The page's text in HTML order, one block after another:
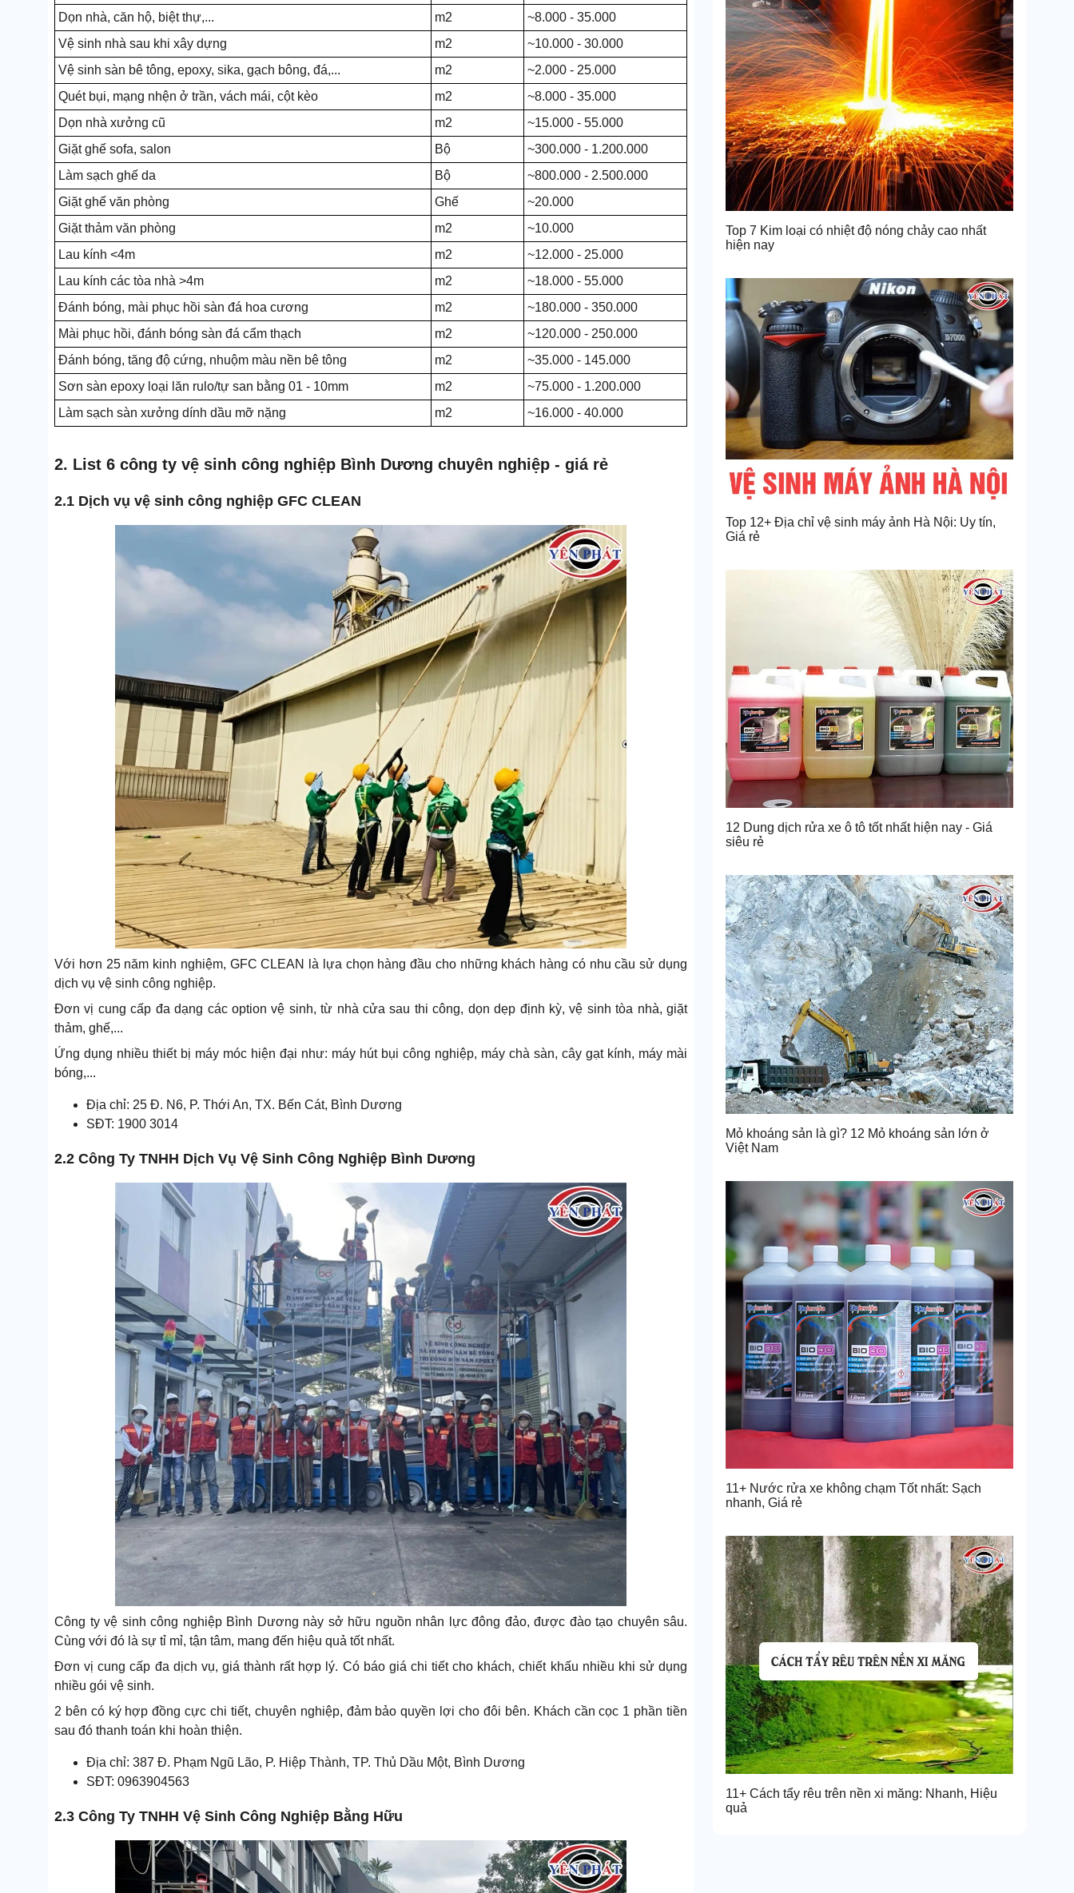
Dọn nhà, căn hộ, biệt thự,...
m2
~8.000 - 35.000
Vệ sinh nhà sau khi xây dựng
m2
~10.000 - 30.000
Vệ sinh sàn bê tông, epoxy, sika, gạch bông, đá,...
m2
~2.000 - 25.000
Quét bụi, mạng nhện ở trần, vách mái, cột kèo
m2
~8.000 - 35.000
Dọn nhà xưởng cũ
m2
~15.000 - 55.000
Giặt ghế sofa, salon
Bộ
~300.000 - 1.200.000
Làm sạch ghế da
Bộ
~800.000 - 2.500.000
Giặt ghế văn phòng
Ghế
~20.000
Giặt thảm văn phòng
m2
~10.000
Lau kính <4m
m2
~12.000 - 25.000
Lau kính các tòa nhà >4m
m2
~18.000 - 55.000
Đánh bóng, mài phục hồi sàn đá hoa cương
m2
~180.000 - 350.000
Mài phục hồi, đánh bóng sàn đá cẩm thạch
m2
~120.000 - 250.000
Đánh bóng, tăng độ cứng, nhuộm màu nền bê tông
m2
~35.000 - 145.000
Sơn sàn epoxy loại lăn rulo/tự san bằng 01 - 10mm
m2
~75.000 - 1.200.000
Làm sạch sàn xưởng dính dầu mỡ nặng
m2 ~16.000 - 40.000
2. List 6 công ty vệ sinh công nghiệp Bình Dương chuyên nghiệp - giá rẻ
2.1 Dịch vụ vệ sinh công nghiệp GFC CLEAN
Với hơn 25 năm kinh nghiệm, GFC CLEAN là lựa chọn hàng đầu cho những khách hàng có nhu cầu sử dụng
dịch vụ vệ sinh công nghiệp.
Đơn vị cung cấp đa dạng các option vệ sinh, từ nhà cửa sau thi công, dọn dẹp định kỳ, vệ sinh tòa nhà, giặt
thảm, ghế,...
Ứng dụng nhiều thiết bị máy móc hiện đại như: máy hút bụi công nghiệp, máy chà sàn, cây gạt kính, máy mài
bóng,...
Địa chỉ: 25 Đ. N6, P. Thới An, TX. Bến Cát, Bình Dương
SĐT: 1900 3014
2.2 Công Ty TNHH Dịch Vụ Vệ Sinh Công Nghiệp Bình Dương
Công ty vệ sinh công nghiệp Bình Dương này sở hữu nguồn nhân lực đông đảo, được đào tạo chuyên sâu.
Cùng với đó là sự tỉ mỉ, tận tâm, mang đến hiệu quả tốt nhất.
Đơn vị cung cấp đa dịch vụ, giá thành rất hợp lý. Có báo giá chi tiết cho khách, chiết khấu nhiều khi sử dụng
nhiều gói vệ sinh.
2 bên có ký hợp đồng cực chi tiết, chuyên nghiệp, đảm bảo quyền lợi cho đôi bên. Khách cần cọc 1 phần tiền
sau đó thanh toán khi hoàn thiện.
Địa chỉ: 387 Đ. Phạm Ngũ Lão, P. Hiệp Thành, TP. Thủ Dầu Một, Bình Dương
SĐT: 0963904563
2.3 Công Ty TNHH Vệ Sinh Công Nghiệp Bằng Hữu
Top 7 Kim loại có nhiệt độ nóng chảy cao nhất
hiện nay
Top 12+ Địa chỉ vệ sinh máy ảnh Hà Nội: Uy tín,
Giá rẻ
12 Dung dịch rửa xe ô tô tốt nhất hiện nay - Giá
siêu rẻ
Mỏ khoáng sản là gì? 12 Mỏ khoáng sản lớn ở
Việt Nam
11+ Nước rửa xe không chạm Tốt nhất: Sạch
nhanh, Giá rẻ
11+ Cách tẩy rêu trên nền xi măng: Nhanh, Hiệu
quả